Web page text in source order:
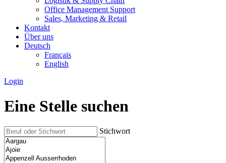
Office Management Support
Sales, Marketing & Retail
Kontakt
Über uns
Deutsch
Français
English
Login
Eine Stelle suchen
Stichwort